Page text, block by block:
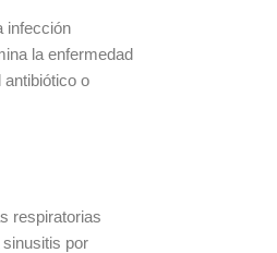
infección
la enfermedad
o
respiratorias
por